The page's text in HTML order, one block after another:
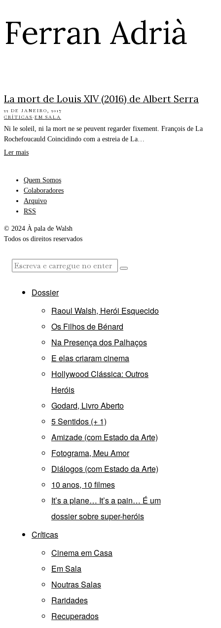
Ferran Adrià
La mort de Louis XIV (2016) de Albert Serra
22 DE JANEIRO, 2017
CRÍTICAS·EM SALA
Ni le soleil, ni la mort ne se peuvent regarder fixement. François de La
Rochefoucauld Coincidindo com a estreia de La…
Ler mais
Quem Somos
Colaboradores
Arquivo
RSS
© 2024 À pala de Walsh
Todos os direitos reservados
Dossier
Raoul Walsh, Herói Esquecido
Os Filhos de Bénard
Na Presença dos Palhaços
E elas criaram cinema
Hollywood Clássica: Outros
Heróis
Godard, Livro Aberto
5 Sentidos (+ 1)
Amizade (com Estado da Arte)
Fotograma, Meu Amor
Diálogos (com Estado da Arte)
10 anos, 10 filmes
It’s a plane… It’s a pain… É um
dossier sobre super-heróis
Críticas
Cinema em Casa
Em Sala
Noutras Salas
Raridades
Recuperados